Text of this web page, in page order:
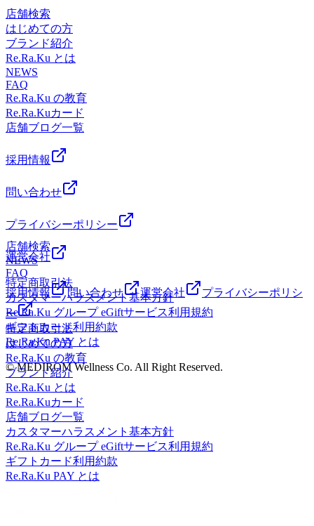
ーヨーカドー曳舟店2F
ーヨーカドー曳舟店2Fブログ画像
は違うボディケアで、お身体リフレッシュ♪Re.Ra.Ku イトー
ヨーカドー曳舟店〈営業時間&gt;10時～21時&lt;住所&gt;東京
都墨田区京島 1-2-1 イトーヨーカドー曳舟店2F
すい状態を目指すことで、姿勢が整いやすくなり、体の動き
もスムーズに感じられる方が多くいらっしゃいます。姿勢が
気になる、肩がガチガチという方は是非一度お試しくださ
い！皆様のご来店、心よりお待ちしております。『肩甲骨ス
トレッチ＆骨盤ストレッチ』をとり入れたリラク系ボディケ
ア♪マッサージとは違うボディケアで、お身体リフレッシュ
♪ Re.Ra.Ku イトーヨーカドー曳舟店〈営業時間&gt;10時～21
時&lt;住所&gt;東京都墨田区京島 1-2-1 イトーヨーカドー
曳舟店2F
ん こんにちは！イトーヨーカドー曳舟店の中島です！最近
は暑い日が続いてますね。この暑さだとクーラーがかなり活
躍してるかと思います。しかし、冷房でのお身体の冷えもお
疲れに繋がりますので、注意が必要です。特に冷たい空気は
温かい空気に比べて重たいので、下に溜まりやすくなってい
ます。その為足から冷え、脚のだる重さやむくみに繋がりや
すいので、ひざ掛けをかけたりなどして対策しましょう！足
がだる重い時はオイルフットケアとボディケアのセットコー
スが凄くオススメです！フットケアでお足元からしっかり流
一度お試しください。沢山の方のご来店、お待ちしておりま
ラク系ボディケア♪マッサージとは違うボディケアで、お身
間&gt;10時～21時&lt;住所&gt;東京都墨田区京島 1-2-1 イ
トーヨーカドー曳舟店2F
店舗検索
はじめての方
ブランド紹介
Re.Ra.Ku とは
NEWS
FAQ
Re.Ra.Ku の教育
Re.Ra.Kuカード
店舗ブログ一覧
採用情報
問い合わせ
プライバシーポリシー
運営会社
特定商取引法
カスタマーハラスメント基本方針
Re.Ra.Ku グループ eGiftサービス利用規約
ギフトカード利用約款
Re.Ra.Ku PAY とは
© MEDIROM Wellness Co. All Right Reserved.
店舗検索
NEWS
FAQ
採用情報
問い合わせ 運営会社
プライバシーポリシ
ー
特定商取引法
はじめての方
Re.Ra.Ku の教育
ブランド紹介
Re.Ra.Ku とは
Re.Ra.Kuカード
店舗ブログ一覧
カスタマーハラスメント基本方針
Re.Ra.Ku グループ eGiftサービス利用規約
ギフトカード利用約款
Re.Ra.Ku PAY とは